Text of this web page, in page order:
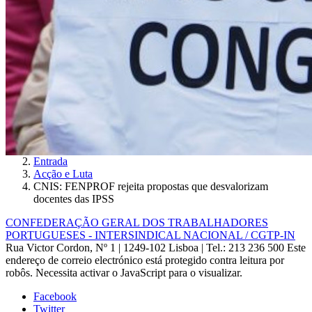
Entrada
Acção e Luta
CNIS: FENPROF rejeita propostas que desvalorizam
docentes das IPSS
CONFEDERAÇÃO GERAL DOS TRABALHADORES
PORTUGUESES - INTERSINDICAL NACIONAL / CGTP-IN
Rua Victor Cordon, Nº 1 | 1249-102 Lisboa | Tel.: 213 236 500 Este
endereço de correio electrónico está protegido contra leitura por
robôs. Necessita activar o JavaScript para o visualizar.
Facebook
Twitter